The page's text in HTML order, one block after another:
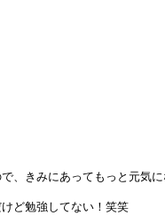
、きみにあってもっと元気に
ど勉強してない！笑笑